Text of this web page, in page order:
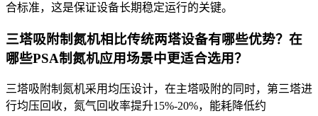
合标准，这是保证设备长期稳定运行的关键。
三塔吸附制氮机相比传统两塔设备有哪些优势？在
哪些PSA制氮机应用场景中更适合选用？
三塔吸附制氮机采用均压设计，在主塔吸附的同时，第三塔进
行均压回收，氮气回收率提升15%-20%，能耗降低约